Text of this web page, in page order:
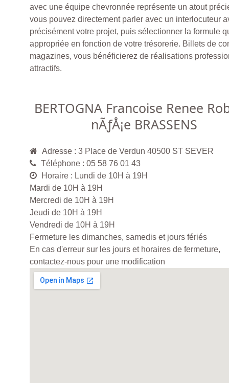
avec une équipe chevronnée représente un atout
vous pouvez directement parler avec un interlocuteur
précisément votre projet, puis sélectionner la formule
appropriée en fonction de votre trésorerie. Billets de
magazines, vous bénéficierez de réalisations
attractifs.
BERTOGNA Francoise Renee
nÃƒÅ¡e BRASSENS
Adresse : 3 Place de Verdun 40500 ST SEVER
Téléphone : 05 58 76 01 43
Horaire : Lundi de 10H à 19H
Mardi de 10H à 19H
Mercredi de 10H à 19H
Jeudi de 10H à 19H
Vendredi de 10H à 19H
Fermeture les dimanches, samedis et jours fériés
En cas d'erreur sur les jours et horaires de fermeture,
contactez-nous pour une modification